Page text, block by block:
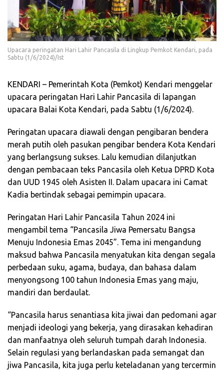
Upacara peringatan Hari Lahir Pancasila di Lingkup Pemkot Kendari, pada
Sabtu (1/6/2024)/Ist
KENDARI – Pemerintah Kota (Pemkot) Kendari menggelar
upacara peringatan Hari Lahir Pancasila di lapangan
upacara Balai Kota Kendari, pada Sabtu (1/6/2024).
Peringatan upacara diawali dengan pengibaran bendera
merah putih oleh pasukan pengibar bendera Kota Kendari
yang berlangsung sukses. Lalu kemudian dilanjutkan
dengan pembacaan teks Pancasila oleh Ketua DPRD Kota
dan UUD 1945 oleh Asisten II. Dalam upacara ini Camat
Kadia bertindak sebagai pemimpin upacara.
Peringatan Hari Lahir Pancasila Tahun 2024 ini
mengambil tema “Pancasila Jiwa Pemersatu Bangsa
Menuju Indonesia Emas 2045”. Tema ini mengandung
maksud bahwa Pancasila menyatukan kita dengan segala
perbedaan suku, agama, budaya, dan bahasa dalam
menyongsong 100 tahun Indonesia Emas yang maju,
mandiri dan berdaulat.
“Pancasila harus senantiasa kita jiwai dan pedomani agar
menjadi ideologi yang bekerja, yang dirasakan kehadiran
dan manfaatnya oleh seluruh tumpah darah Indonesia.
Selain regulasi yang berlandaskan pada semangat dan
jiwa Pancasila, kita juga perlu keteladanan yang tercermin